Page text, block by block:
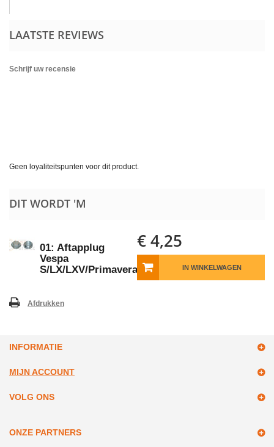
LAATSTE REVIEWS
Schrijf uw recensie
Geen loyaliteitspunten voor dit product.
DIT WORDT 'M
01: Aftapplug
Vespa
S/LX/LXV/Primavera/Sprint
€ 4,25
IN WINKELWAGEN
Afdrukken
INFORMATIE
MIJN ACCOUNT
VOLG ONS
ONZE PARTNERS